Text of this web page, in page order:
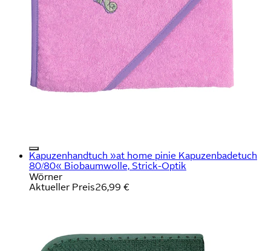
Kapuzenhandtuch »at home pinie Kapuzenbadetuch
80/80« Biobaumwolle, Strick-Optik
Wörner
Aktueller Preis26,99 €